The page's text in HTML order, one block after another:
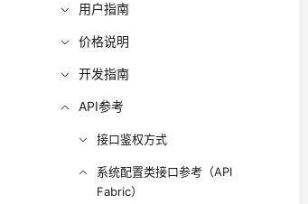
用户指南
价格说明
开发指南
API参考
接口鉴权方式
系统配置类接口参考（API
Fabric）